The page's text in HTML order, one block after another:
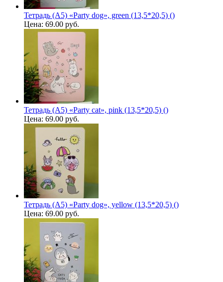
Тетрадь (A5) «Party dog», green (13,5*20,5) ()
Цена: 69.00 руб.
Тетрадь (A5) «Party cat», pink (13,5*20,5) ()
Цена: 69.00 руб.
Тетрадь (A5) «Party dog», yellow (13,5*20,5) ()
Цена: 69.00 руб.